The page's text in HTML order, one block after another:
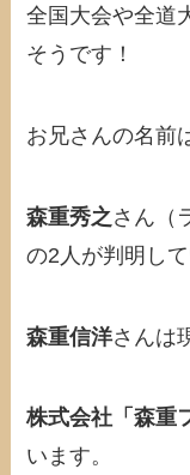
全国大会や全道
そうです！
お兄さんの名前
森重秀之さん（
の2人が判明して
森重信洋さんは
株式会社「森重
います。